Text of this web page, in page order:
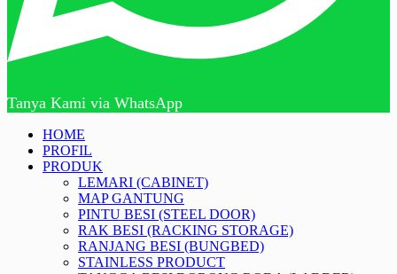
Tanya Kami via WhatsApp
HOME
PROFIL
PRODUK
LEMARI (CABINET)
MAP GANTUNG
PINTU BESI (STEEL DOOR)
RAK BESI (RACKING STORAGE)
RANJANG BESI (BUNGBED)
STAINLESS PRODUCT